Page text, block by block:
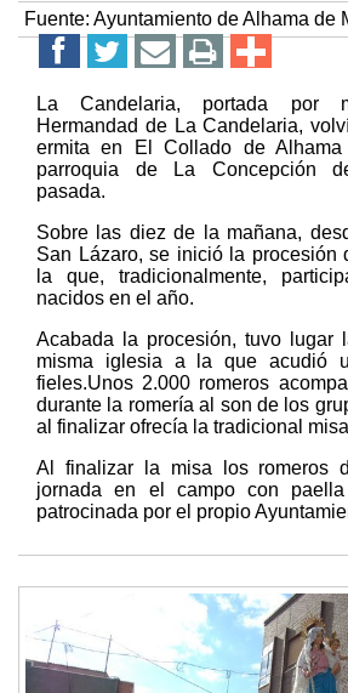
Fuente: Ayuntamiento de Alhama de
La Candelaria, portada por
Hermandad de La Candelaria,
ermita en El Collado de
parroquia de La Concepción
pasada.
Sobre las diez de la mañana,
San Lázaro, se inició la procesión
la que, tradicionalmente,
nacidos en el año.
Acabada la procesión, tuvo lugar
misma iglesia a la que acudió
fieles.Unos 2.000 romeros
durante la romería al son de los
al finalizar ofrecía la tradicional
Al finalizar la misa los romeros
jornada en el campo con
patrocinada por el propio